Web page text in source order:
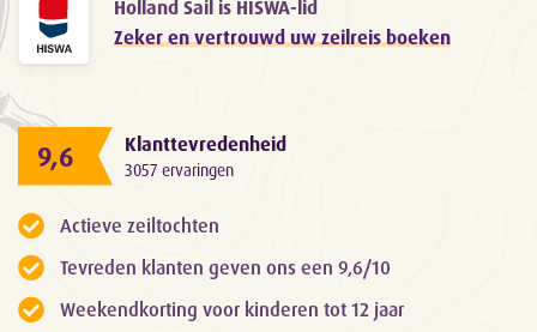
Holland Sail is HISWA-lid
Zeker en vertrouwd uw zeilreis boeken
9,6 Klanttevredenheid
3057 ervaringen
Actieve zeiltochten
Tevreden klanten geven ons een 9,6/10
Weekendkorting voor kinderen tot 12 jaar